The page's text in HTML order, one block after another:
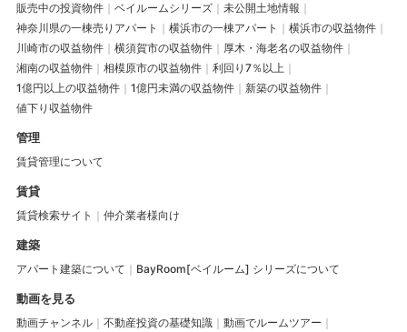
販売中の投資物件 ベイルームシリーズ
未公開土地情報
神奈川県の一棟売りアパート
横浜市の一棟アパート
横浜市の収益物件
川崎市の収益物件
横須賀市の収益物件
厚木・海老名の収益物件
湘南の収益物件
相模原市の収益物件
利回り7％以上
1億円以上の収益物件
1億円未満の収益物件
新築の収益物件
値下り収益物件
管理
賃貸管理について
賃貸
賃貸検索サイト 仲介業者様向け
建築
アパート建築について BayRoom[ベイルーム] シリーズについて
動画を見る
動画チャンネル 不動産投資の基礎知識
動画でルームツアー